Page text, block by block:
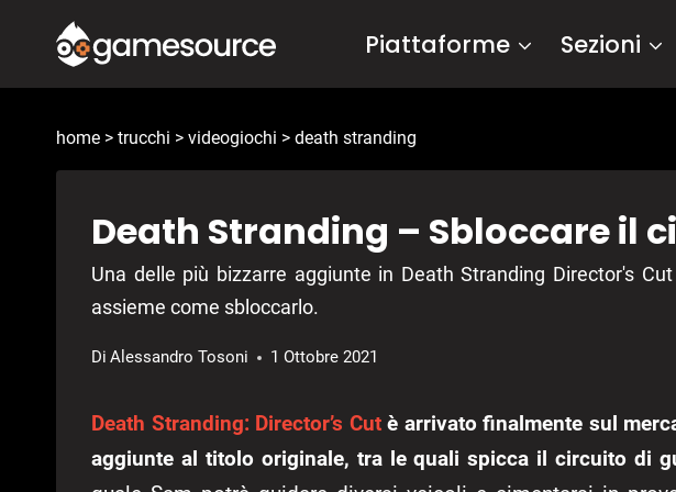
contenuto
Piattaforme Sezioni
home > trucchi > videogiochi > death stranding
Death Stranding – Sbloccare il
Una delle più bizzarre aggiunte in Death Stranding Director's
assieme come sbloccarlo.
Di Alessandro Tosoni 1 Ottobre 2021
Death Stranding: Director’s Cutè arrivato finalmente sul
aggiunte al titolo originale, tra le quali spicca il circuito di